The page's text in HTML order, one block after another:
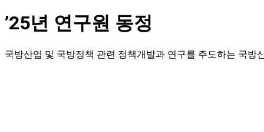
’25년 연구원 동정
국방산업 및 국방정책 관련 정책개발과 연구를 주도하는 국방